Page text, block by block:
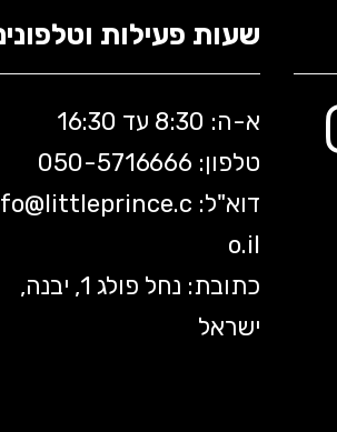
שעות פעילות
א-ה: 8:30 עד 16:30
טלפון: 050-5 716666
דוא"ל: littleprince.c
o.il
כתובת: נחל פולג 1, יבנה,
ישראל